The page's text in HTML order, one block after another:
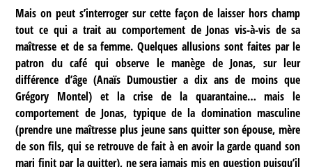
Mais on peut s’interroger sur cette façon de laisser hors champ
tout ce qui a trait au comportement de Jonas vis-à-vis de sa
maîtresse et de sa femme. Quelques allusions sont faites par le
patron du café qui observe le manège de Jonas, sur leur
différence d’âge (Anaïs Dumoustier a dix ans de moins que
Grégory Montel) et la crise de la quarantaine… mais le
comportement de Jonas, typique de la domination masculine
(prendre une maîtresse plus jeune sans quitter son épouse, mère
de son fils, qui se retrouve de fait à en avoir la garde quand son
mari finit par la quitter), ne sera jamais mis en question puisqu’il